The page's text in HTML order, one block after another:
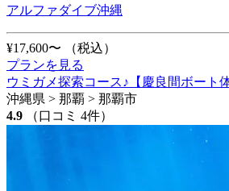
アルファダイブ沖縄
¥17,600〜
（税込）
プランを見る
ウミガメ探索コース♪【慶良間ボー
沖縄県 > 那覇 > 那覇市
4.9
（口コミ 4件）